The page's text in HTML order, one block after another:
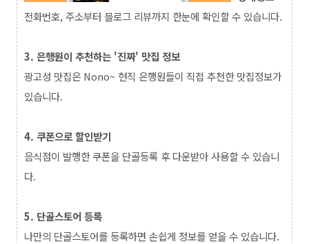
전화번호, 주소부터 블로그 리뷰까지 한눈에 확인할 수 있습니다.
3. 은행원이 추천하는 '진짜' 맛집 정보
광고성 맛집은 Nono~ 현직 은행원들이 직접 추천한 맛집정보가
있습니다.
4. 쿠폰으로 할인받기
음식점이 발행한 쿠폰을 단골등록 후 다운받아 사용할 수 있습니
다.
5. 단골스토어 등록
나만의 단골스토어를 등록하면 손쉽게 정보를 얻을 수 있습니다.